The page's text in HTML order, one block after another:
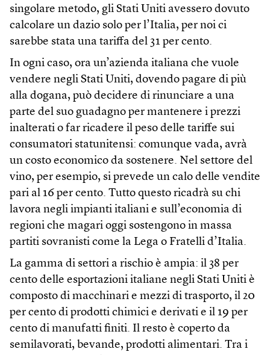
singolare metodo, gli Stati Uniti avessero dovuto
calcolare un dazio solo per l’Italia, per noi ci
sarebbe stata una tariffa del 31 per cento.
In ogni caso, ora un’azienda italiana che vuole
vendere negli Stati Uniti, dovendo pagare di più
alla dogana, può decidere di rinunciare a una
parte del suo guadagno per mantenere i prezzi
inalterati o far ricadere il peso delle tariffe sui
consumatori statunitensi: comunque vada, avrà
un costo economico da sostenere. Nel settore del
vino, per esempio, si prevede un calo delle vendite
pari al 16 per cento. Tutto questo ricadrà su chi
lavora negli impianti italiani e sull’economia di
regioni che magari oggi sostengono in massa
partiti sovranisti come la Lega o Fratelli d’Italia.
La gamma di settori a rischio è ampia: il 38 per
cento delle esportazioni italiane negli Stati Uniti è
composto di macchinari e mezzi di trasporto, il 20
per cento di prodotti chimici e derivati e il 19 per
cento di manufatti finiti. Il resto è coperto da
semilavorati, bevande, prodotti alimentari. Tra i